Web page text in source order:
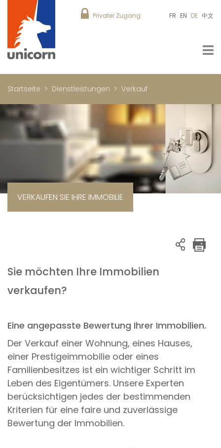
Privater Zugang FR EN DE 中文
Startseite Dienstleistungen Verkauf
VERKAUFEN SIE IHRE IMMOBILIE
Sie möchten Ihre Immobilien
verkaufen?
Eine angepasste Bewertung Ihrer Immobilien.
Der Verkauf einer Wohnung, eines Hauses,
einer Prestigeimmobilie oder eines
Familienbesitzes ist ein wichtiger Schritt im
Leben des Eigentümers. Unsere Experten
berücksichtigen jedes der bestimmenden
Kriterien für eine faire und zuverlässige
Bewertung der Immobilien.